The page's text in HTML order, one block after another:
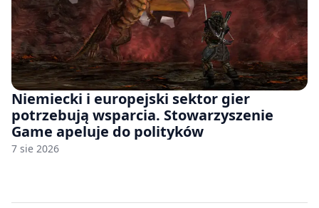
Niemiecki i europejski sektor gier
potrzebują wsparcia. Stowarzyszenie
Game apeluje do polityków
7 sie 2026